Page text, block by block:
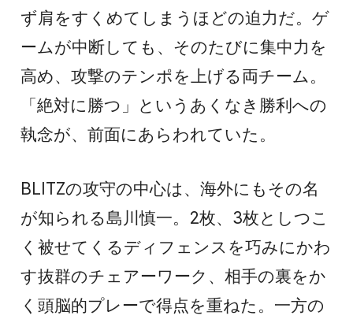
ず肩をすくめてしまうほどの迫力だ。ゲ
ームが中断しても、そのたびに集中力を
高め、攻撃のテンポを上げる両チーム。
「絶対に勝つ」というあくなき勝利への
執念が、前面にあらわれていた。
BLITZの攻守の中心は、海外にもその名
が知られる島川慎一。2枚、3枚としつこ
く被せてくるディフェンスを巧みにかわ
す抜群のチェアーワーク、相手の裏をか
く頭脳的プレーで得点を重ねた。一方の